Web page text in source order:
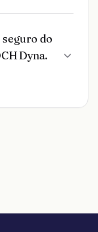
do
Dyna.